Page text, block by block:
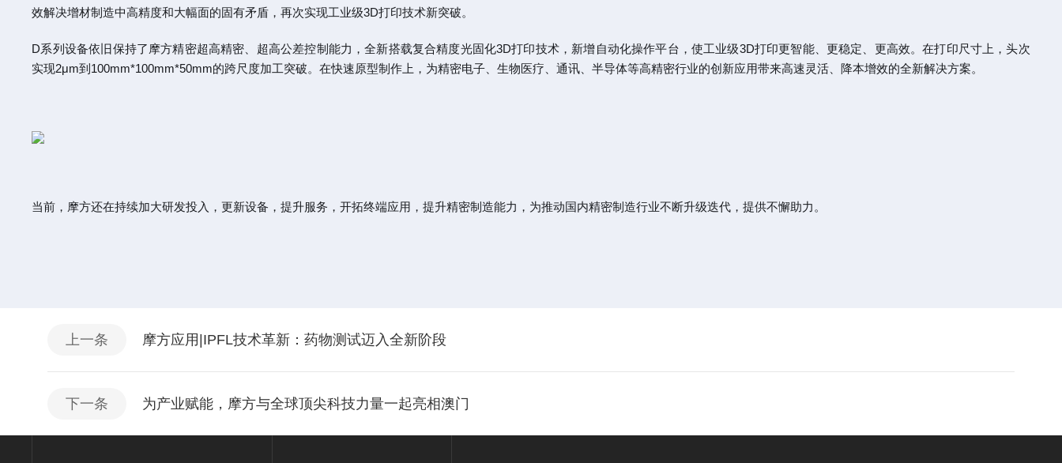
效解决增材制造中高精度和大幅面的固有矛盾，再次实现工业级3D打印技术新突破。
D系列设备依旧保持了摩方精密超高精密、超高公差控制能力，全新搭载复合精度光固化3D打印技术，新增自动化操作平台，使工业级3D打印更智能、更稳定、更高效。在打印尺寸上，头次
实现2μm到100mm*100mm*50mm的跨尺度加工突破。在快速原型制作上，为精密电子、生物医疗、通讯、半导体等高精密行业的创新应用带来高速灵活、降本增效的全新解决方案。
当前，摩方还在持续加大研发投入，更新设备，提升服务，开拓终端应用，提升精密制造能力，为推动国内精密制造行业不断升级迭代，提供不懈助力。
上一条 摩方应用|IPFL技术革新：药物测试迈入全新阶段
下一条 为产业赋能，摩方与全球顶尖科技力量一起亮相澳门